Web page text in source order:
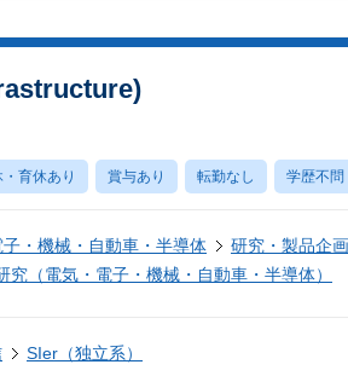
・育休あり 賞与あり 転勤なし 学歴不問
子・機械・自動車・半導体
研究・製品企画
究（電気・電子・機械・自動車・半導体）
SIer（独立系）